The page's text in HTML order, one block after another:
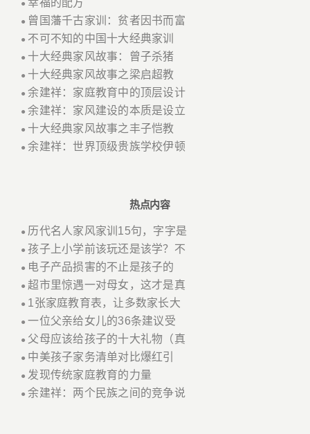
●幸福的配方
● 曾国藩千古家训：贫者因书而富
● 不可不知的中国十大经典家训
● 十大经典家风故事：曾子杀猪
● 十大经典家风故事之梁启超教
●余建祥：家庭教育中的顶层设计
●余建祥：家风建设的本质是设立
● 十大经典家风故事之丰子恺教
●余建祥：世界顶级贵族学校伊顿
热点内容
● 历代名人家风家训15句，字字是
●孩子上小学前该玩还是该学？不
● 电子产品损害的不止是孩子的
● 超市里惊遇一对母女，这才是真
● 1张家庭教育表，让多数家长大
●一位父亲给女儿的36条建议受
● 父母应该给孩子的十大礼物（真
● 中美孩子家务清单对比爆红引
●发现传统家庭教育的力量
●余建祥：两个民族之间的竞争说